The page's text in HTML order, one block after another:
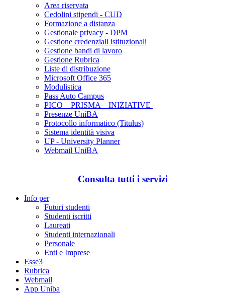
Area riservata
Cedolini stipendi - CUD
Formazione a distanza
Gestionale privacy - DPM
Gestione credenziali istituzionali
Gestione bandi di lavoro
Gestione Rubrica
Liste di distribuzione
Microsoft Office 365
Modulistica
Pass Auto Campus
PICO – PRISMA – INIZIATIVE
Presenze UniBA
Protocollo informatico (Titulus)
Sistema identità visiva
UP - University Planner
Webmail UniBA
Consulta tutti i servizi
Info per
Futuri studenti
Studenti iscritti
Laureati
Studenti internazionali
Personale
Enti e Imprese
Esse3
Rubrica
Webmail
App Uniba